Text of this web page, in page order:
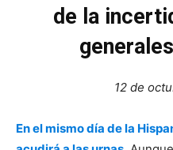
de la
12 de
En el mismo día de la